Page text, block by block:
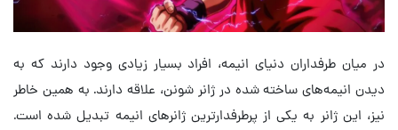
در میان طرفداران دنیای انیمه، افراد بسیار زیادی وجود دارند که به
دیدن انیمه‌های ساخته شده در ژانر شونن، علاقه دارند. به همین خاطر
نیز، این ژانر به یکی از پرطرفدارترین ژانرهای انیمه تبدیل شده است.